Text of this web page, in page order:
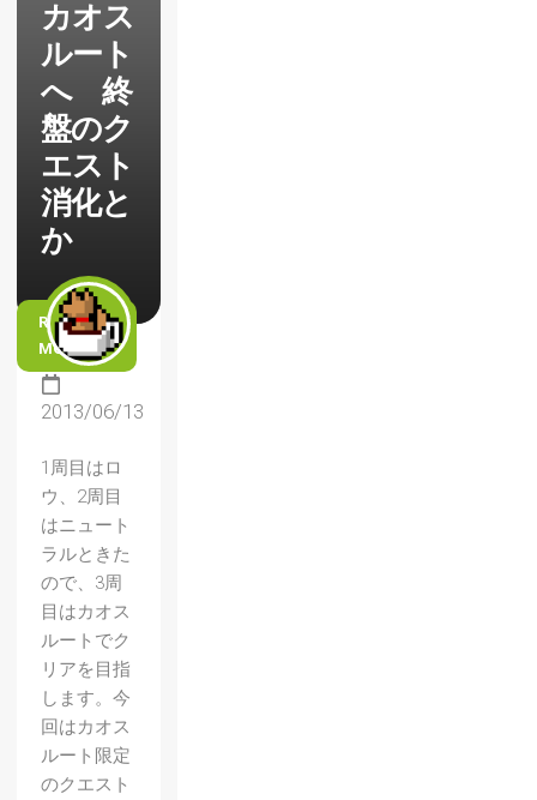
カオス
ルート
へ 終
盤のク
エスト
消化と
か
READ
MORE
2013/06/13
1周目はロ
ウ、2周目
はニュート
ラルときた
ので、3周
目はカオス
ルートでク
リアを目指
します。今
回はカオス
ルート限定
のクエスト